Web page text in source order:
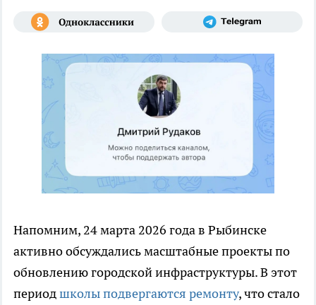
Напомним, 24 марта 2026 года в Рыбинске
активно обсуждались масштабные проекты по
обновлению городской инфраструктуры. В этот
периодшколы подвергаются ремонту, что стало